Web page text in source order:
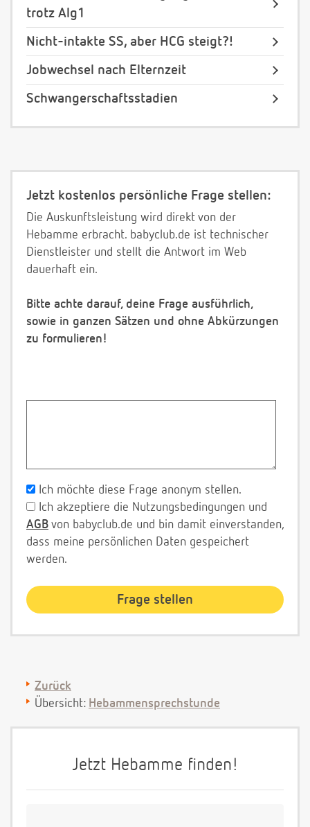
trotz Alg1
Nicht-intakte SS, aber HCG steigt?!
Jobwechsel nach Elternzeit
Schwangerschaftsstadien
Jetzt kostenlos persönliche Frage stellen:
Die Auskunftsleistung wird direkt von der
Hebamme erbracht. babyclub.de ist technischer
Dienstleister und stellt die Antwort im Web
dauerhaft ein.
Bitte achte darauf, deine Frage ausführlich,
sowie in ganzen Sätzen und ohne Abkürzungen
zu formulieren!
Ich möchte diese Frage anonym stellen.
Ich akzeptiere die Nutzungsbedingungen und
AGB von babyclub.de und bin damit einverstanden,
dass meine persönlichen Daten gespeichert
werden.
Zurück
Übersicht: Hebammensprechstunde
Jetzt Hebamme finden!